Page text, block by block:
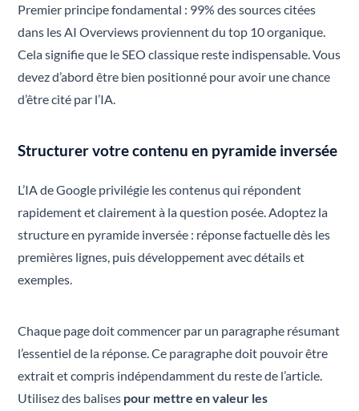
Premier principe fondamental : 99% des sources citées
dans les AI Overviews proviennent du top 10 organique.
Cela signifie que le SEO classique reste indispensable. Vous
devez d’abord être bien positionné pour avoir une chance
d’être cité par l’IA.
Structurer votre contenu en pyramide inversée
L’IA de Google privilégie les contenus qui répondent
rapidement et clairement à la question posée. Adoptez la
structure en pyramide inversée : réponse factuelle dès les
premières lignes, puis développement avec détails et
exemples.
Chaque page doit commencer par un paragraphe résumant
l’essentiel de la réponse. Ce paragraphe doit pouvoir être
extrait et compris indépendamment du reste de l’article.
Utilisez des balises pour mettre en valeur les